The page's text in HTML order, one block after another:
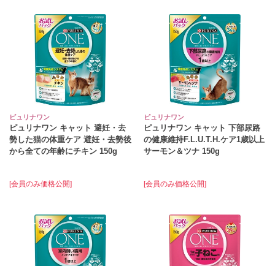
ピュリナワン
ピュリナワン キャット 避妊・去
勢した猫の体重ケア 避妊・去勢後
から全ての年齢にチキン 150g
[会員のみ価格公開]
ピュリナワン
ピュリナワン キャット 下部尿路
の健康維持F.L.U.T.H.ケア1歳以上
サーモン＆ツナ 150g
[会員のみ価格公開]